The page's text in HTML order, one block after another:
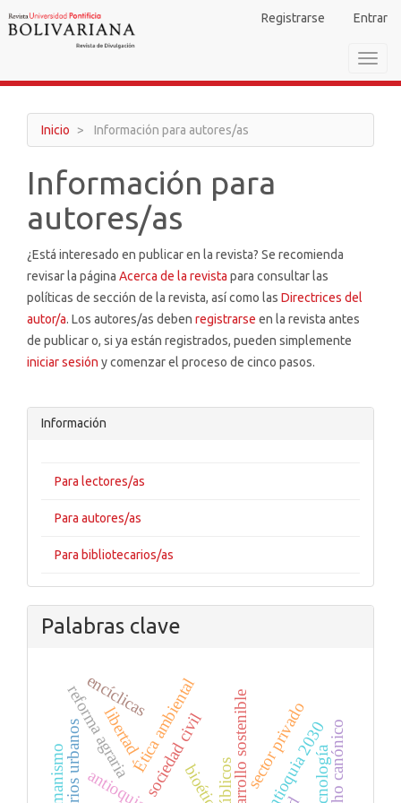
principal
Contenido
Barra
Registrarse Entrar
Inicio Información para autores/as
Información para
autores/as
¿Está interesado en publicar en la revista? Se recomienda
revisar la página Acerca de la revista para consultar las
políticas de sección de la revista, así como las Directrices del
autor/a. Los autores/as deben registrarse en la revista antes
de publicar o, si ya están registrados, pueden simplemente
iniciar sesión y comenzar el proceso de cinco pasos.
Información
Para lectores/as
Para autores/as
Para bibliotecarios/as
Palabras clave
desarrollo sosteniblesector privado
sociedad civilbioética
Ética ambiental
libertad
encíclicas
derecho canónico
reforma agraria